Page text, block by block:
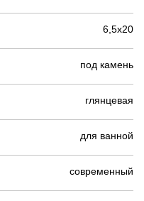
6,5х20
под камень
глянцевая
для ванной
современный